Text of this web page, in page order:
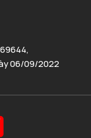
,
06/09/2022